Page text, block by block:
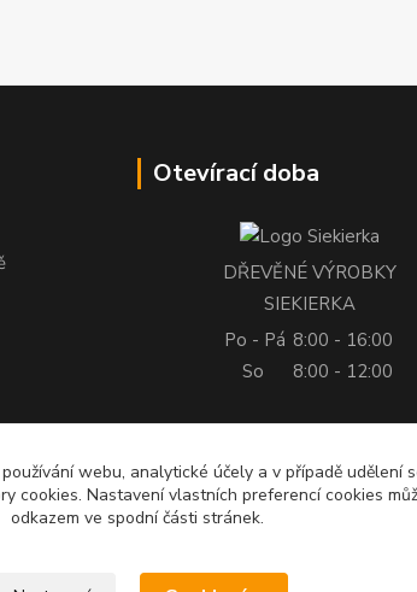
Otevírací doba
DŘEVĚNÉ VÝROBKY
SIEKIERKA
Po - Pá 8:00 - 16:00
So
8:00 - 12:00
webu, analytické účely a v případě udělení
cookies. Nastavení vlastních preferencí cookies
odkazem ve spodní části stránek.